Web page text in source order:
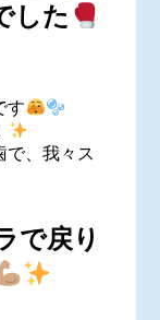
した
す
で、我々ス
で戻り